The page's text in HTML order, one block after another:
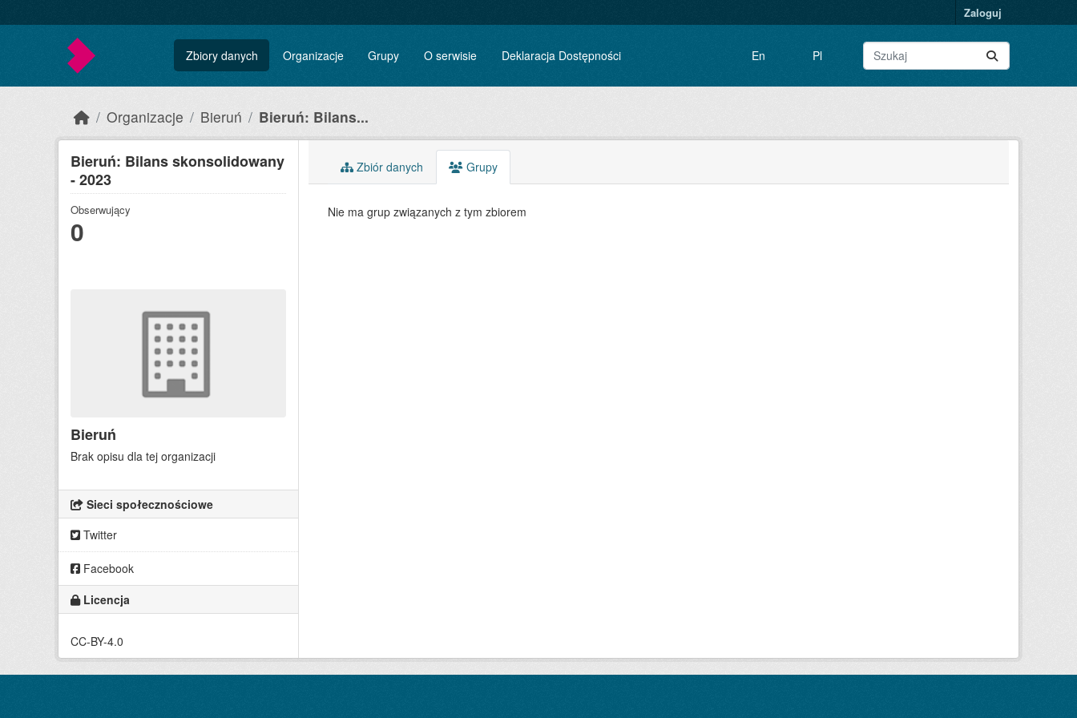
Zaloguj
Zbiory danych Organizacje Grupy O serwisie Deklaracja Dostępności En Pl
Organizacje Bieruń Bieruń: Bilans...
Bieruń: Bilans skonsolidowany
- 2023
Obserwujący
0
Bieruń
Brak opisu dla tej organizacji
Sieci społecznościowe
Twitter
Facebook
Licencja
CC-BY-4.0
Zbiór danych Grupy
Nie ma grup związanych z tym zbiorem